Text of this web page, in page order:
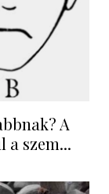
A
a szem...